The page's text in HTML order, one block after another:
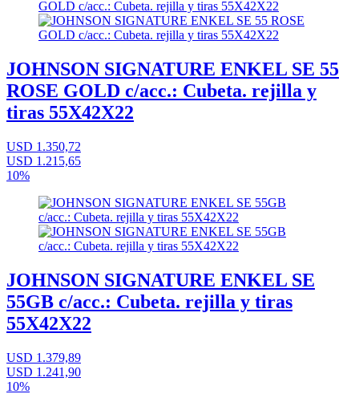
JOHNSON SIGNATURE ENKEL SE 55
ROSE GOLD c/acc.: Cubeta. rejilla y
tiras 55X42X22
USD 1.350,72
USD 1.215,65
10%
JOHNSON SIGNATURE ENKEL SE
55GB c/acc.: Cubeta. rejilla y tiras
55X42X22
USD 1.379,89
USD 1.241,90
10%